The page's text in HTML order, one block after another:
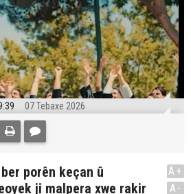
07 Tebaxe 2026
porên keçan û
ji malpera xwe rakir
A+
A-